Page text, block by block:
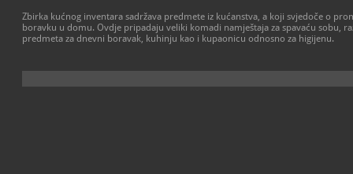
Zbirka kućnog inventara sadržava predmete iz kućanstva, a koji svjedoče o
boravku u domu. Ovdje pripadaju veliki komadi namještaja za spavaću sobu,
predmeta za dnevni boravak, kuhinju kao i kupaonicu odnosno za higijenu.